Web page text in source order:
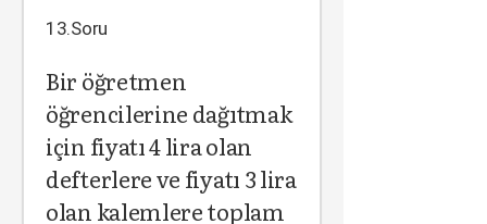
13.Soru
Bir öğretmen
öğrencilerine dağıtmak
için fiyatı 4 lira olan
defterlere ve fiyatı 3 lira
olan kalemlere toplam